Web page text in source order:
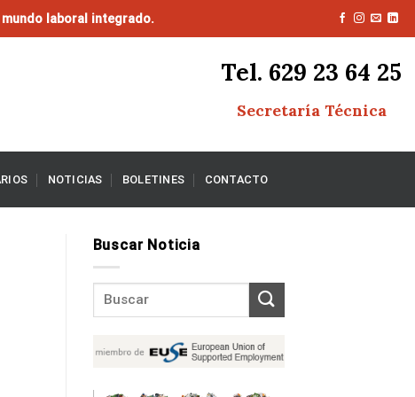
laboral integrado.
Tel. 629 23 64 25
Secretaría Técnica
NOTICIAS BOLETINES CONTACTO
Buscar Noticia